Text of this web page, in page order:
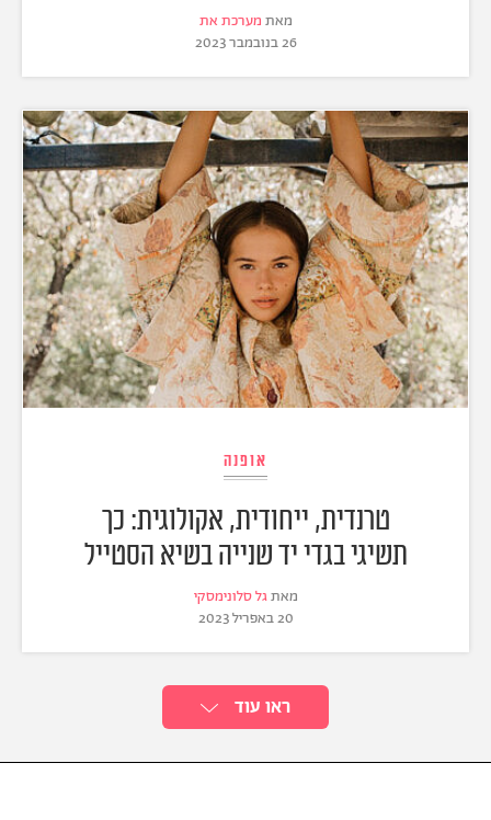
מאת מערכת את
26 בנובמבר 2023
אופנה
טרנדית, ייחודית, אקולוגית: כך
תשיגי בגדי יד שנייה בשיא הסטייל
מאתגל סלונימסקי
20 באפריל 2023
ראו עוד